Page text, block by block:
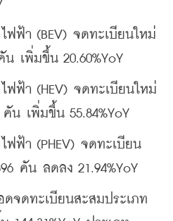
า (BEV) จดทะเบียนใหม่
เพิ่มขึ้น 20.60%YoY
า (HEV) จดทะเบียนใหม่
น เพิ่มขึ้น 55.84%YoY
า (PHEV) จดทะเบียน
คัน ลดลง 21.94%YoY
ดทะเบียนสะสมประเภท